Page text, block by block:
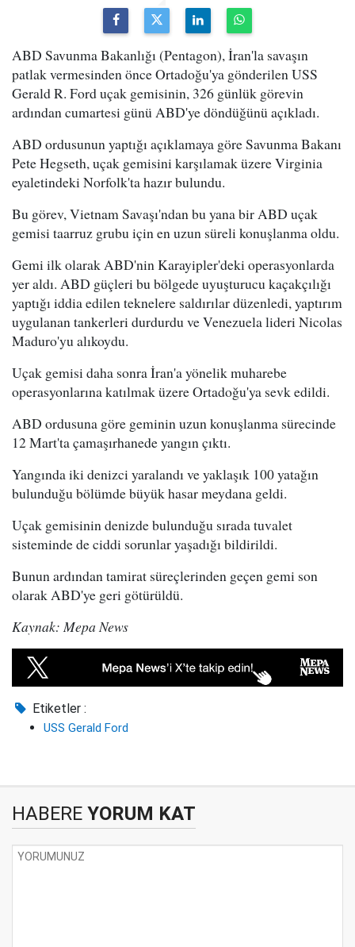
ABD Savunma Bakanlığı (Pentagon), İran'la savaşın
patlak vermesinden önce Ortadoğu'ya gönderilen USS
Gerald R. Ford uçak gemisinin, 326 günlük görevin
ardından cumartesi günü ABD'ye döndüğünü açıkladı.
ABD ordusunun yaptığı açıklamaya göre Savunma Bakanı
Pete Hegseth, uçak gemisini karşılamak üzere Virginia
eyaletindeki Norfolk'ta hazır bulundu.
Bu görev, Vietnam Savaşı'ndan bu yana bir ABD uçak
gemisi taarruz grubu için en uzun süreli konuşlanma oldu.
Gemi ilk olarak ABD'nin Karayipler'deki operasyonlarda
yer aldı. ABD güçleri bu bölgede uyuşturucu kaçakçılığı
yaptığı iddia edilen teknelere saldırılar düzenledi, yaptırım
uygulanan tankerleri durdurdu ve Venezuela lideri Nicolas
Maduro'yu alıkoydu.
Uçak gemisi daha sonra İran'a yönelik muharebe
operasyonlarına katılmak üzere Ortadoğu'ya sevk edildi.
ABD ordusuna göre geminin uzun konuşlanma sürecinde
12 Mart'ta çamaşırhanede yangın çıktı.
Yangında iki denizci yaralandı ve yaklaşık 100 yatağın
bulunduğu bölümde büyük hasar meydana geldi.
Uçak gemisinin denizde bulunduğu sırada tuvalet
sisteminde de ciddi sorunlar yaşadığı bildirildi.
Bunun ardından tamirat süreçlerinden geçen gemi son
olarak ABD'ye geri götürüldü.
Kaynak: Mepa News
Etiketler :
USS Gerald Ford
HABERE YORUM KAT